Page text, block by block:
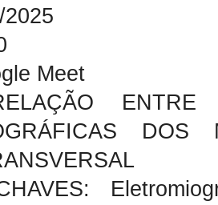
2025
Meet
CHAVES: